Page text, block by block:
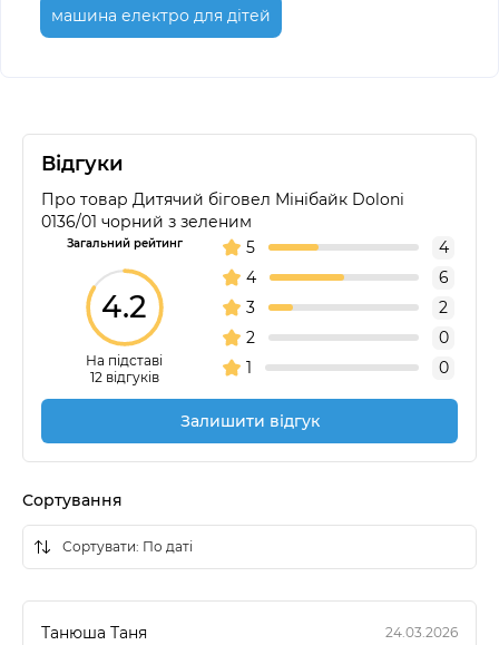
машина електро для дітей
Відгуки
Про товар Дитячий біговел Мінібайк Doloni
0136/01 чорний з зеленим
Загальний рейтинг
4.2
На підставі
12 відгуків
5
4
4
6
3
2
2
0
1
0
Залишити відгук
Сортування
Танюша Таня
24.03.2026